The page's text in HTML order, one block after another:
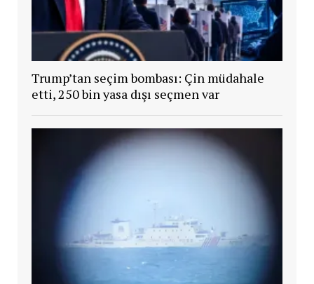
Trump’tan seçim bombası: Çin müdahale
etti, 250 bin yasa dışı seçmen var